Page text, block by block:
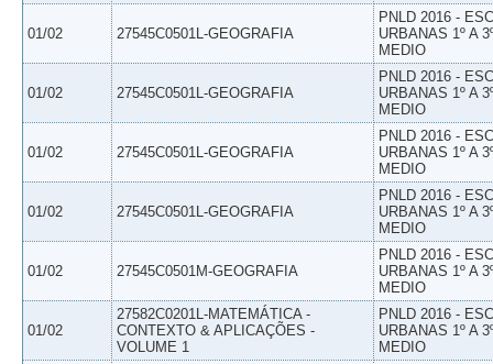
01/02 27545C0501L-GEOGRAFIA
PNLD 2016 -
URBANAS 1º A
MEDIO
01/02 27545C0501L-GEOGRAFIA
PNLD 2016 -
URBANAS 1º A
MEDIO
01/02 27545C0501L-GEOGRAFIA
PNLD 2016 -
URBANAS 1º A
MEDIO
01/02 27545C0501L-GEOGRAFIA
PNLD 2016 -
URBANAS 1º A
MEDIO
01/02 27545C0501M-GEOGRAFIA
PNLD 2016 -
URBANAS 1º A
MEDIO
01/02
27582C0201L-MATEMÁTICA -
CONTEXTO & APLICAÇÕES -
VOLUME 1
PNLD 2016 -
URBANAS 1º A
MEDIO